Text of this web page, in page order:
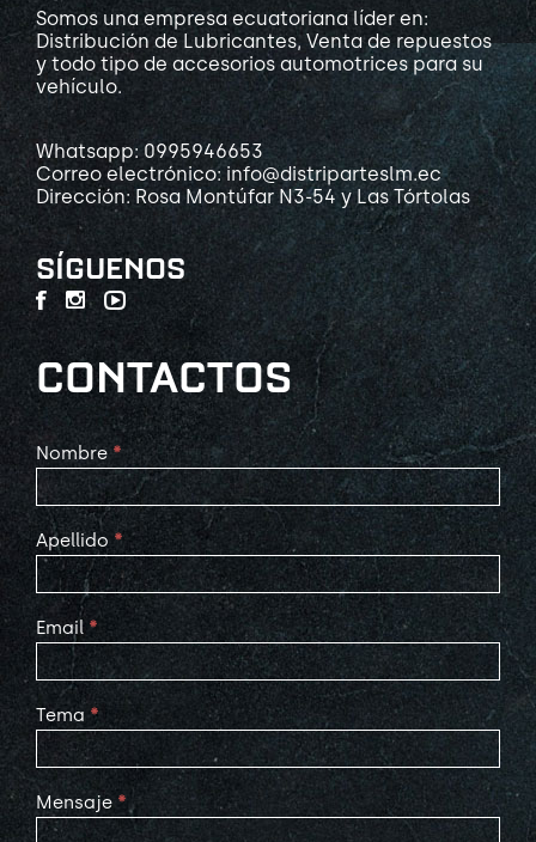
Somos una empresa ecuatoriana líder en:
Distribución de Lubricantes, Venta de repuestos
y todo tipo de accesorios automotrices para su
vehículo.
Whatsapp: 0995946653
Correo electrónico: info@distriparteslm.ec
Dirección: Rosa Montúfar N3-54 y Las Tórtolas
SÍGUENOS
CONTACTOS
Contact
Us
Nombre *
Apellido *
Email *
Tema *
Mensaje *